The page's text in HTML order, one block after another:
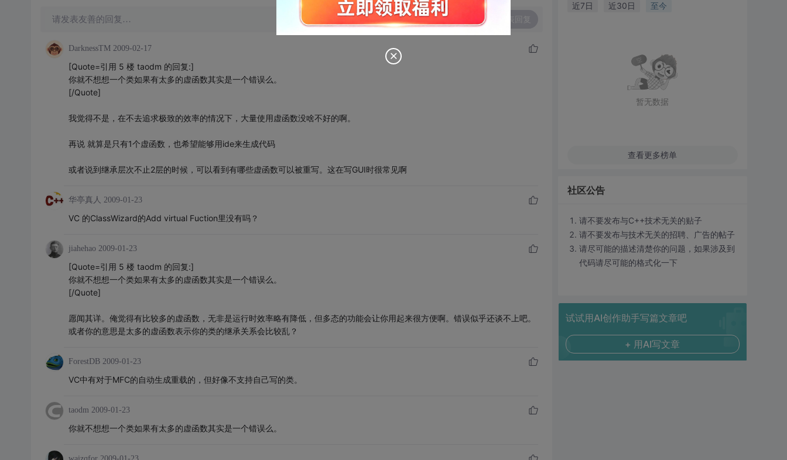
请发表友善的回复…
DarknessTM 2009-02-17
[Quote=引用 5 楼 taodm 的回复:]
你就不想想一个类如果有太多的虚函数其实是一个错误么。
[/Quote]
我觉得不是，在不去追求极致的效率的情况下，大量使用虚函数没啥不好的啊。
再说 就算是只有1个虚函数，也希望能够用ide来生成代码
或者说到继承层次不止2层的时候，可以看到有哪些虚函数可以被重写。这在写GUI时很常见啊
华亭真人 2009-01-23
VC 的ClassWizard的Add virtual Fuction里没有吗？
jiahehao 2009-01-23
[Quote=引用 5 楼 taodm 的回复:]
你就不想想一个类如果有太多的虚函数其实是一个错误么。
[/Quote]
愿闻其详。俺觉得有比较多的虚函数，无非是运行时效率略有降低，但多态的功能会让你用起来很方便啊。错误似乎还谈不上吧。
或者你的意思是太多的虚函数表示你的类的继承关系会比较乱？
ForestDB 2009-01-23
VC中有对于MFC的自动生成重载的，但好像不支持自己写的类。
taodm 2009-01-23
你就不想想一个类如果有太多的虚函数其实是一个错误么。
近7日 近30日 至今
暂无数据
查看更多榜单
社区公告
请不要发布与C++技术无关的贴子
请不要发布与技术无关的招聘、广告的帖子
请尽可能的描述清楚你的问题，如果涉及到
代码请尽可能的格式化一下
试试用AI创作助手写篇文章吧
+ 用AI写文章